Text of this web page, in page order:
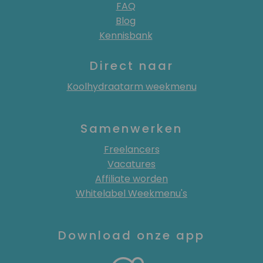
FAQ
Blog
Kennisbank
Direct naar
Koolhydraatarm weekmenu
Samenwerken
Freelancers
Vacatures
Affiliate worden
Whitelabel Weekmenu's
Download onze app